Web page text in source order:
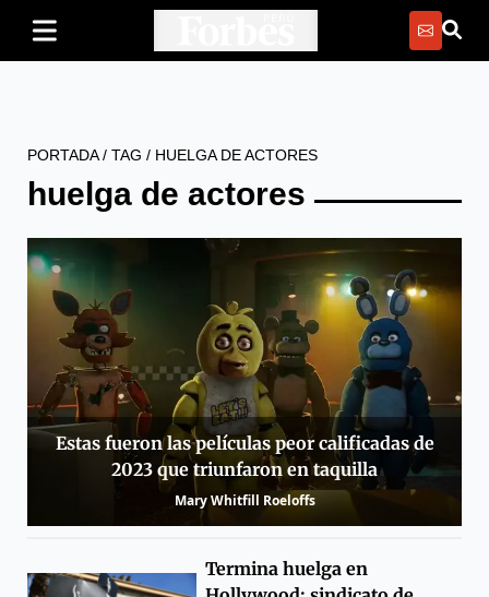
PORTADA/ TAG / HUELGA DE ACTORES
huelga de actores
Estas fueron las películas peor calificadas de
2023 que triunfaron en taquilla
Mary Whitfill Roeloffs
Termina huelga en